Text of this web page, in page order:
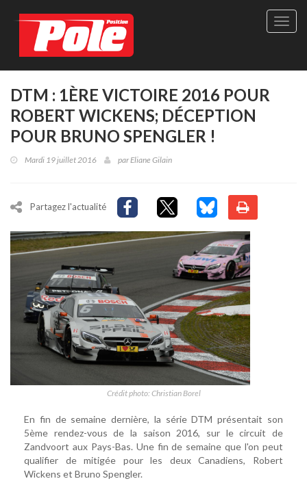
Site
DTM : 1ÈRE VICTOIRE 2016 POUR
ROBERT WICKENS; DÉCEPTION
POUR BRUNO SPENGLER !
Mardi 19 juillet 2016 parEliane Gilain
Partagez l'actualité
Crédit photo: Christian Borel
En fin de semaine dernière, la série DTM présentait son
5ème rendez-vous de la saison 2016, sur le circuit de
Zandvoort aux Pays-Bas. Une fin de semaine que l'on peut
qualifier de mitigée pour les deux Canadiens, Robert
Wickens et Bruno Spengler.